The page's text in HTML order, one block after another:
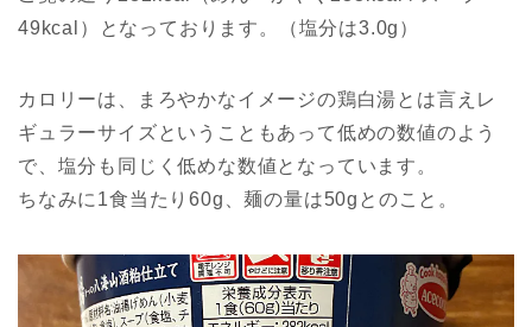
49kcal）となっております。（塩分は3.0g）
カロリーは、まろやかなイメージの鶏白湯とは言えレ
ギュラーサイズということもあって低めの数値のよう
で、塩分も同じく低めな数値となっています。
ちなみに1食当たり60g、麺の量は50gとのこと。